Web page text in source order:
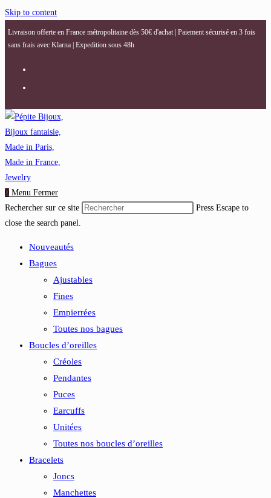
Skip to content
Livraison offerte en France métropolitaine dès 50€ d'achat | Paiement sécurisé en 3 fois
sans frais avec Klarna | Expedition sous 48h
0 Menu Fermer
Rechercher sur ce site
Press Escape to
close the search panel.
Nouveautés
Bagues
Ajustables
Fines
Empierrées
Toutes nos bagues
Boucles d’oreilles
Créoles
Pendantes
Puces
Earcuffs
Unitées
Toutes nos boucles d’oreilles
Bracelets
Joncs
Manchettes